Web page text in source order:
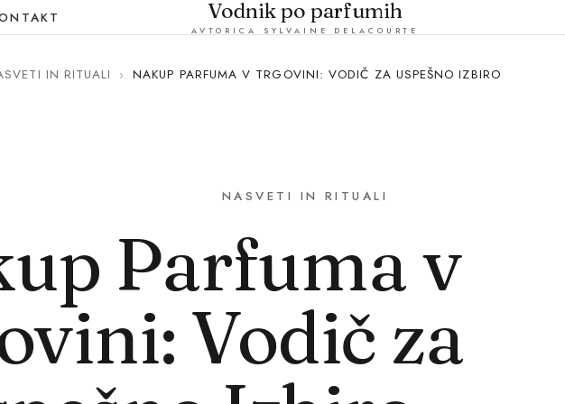
Vodnik po parfumih
AVTORICA SYLVAINE DELACOURTE
IN RITUALI › NAKUP PARFUMA V TRGOVINI: VODIČ ZA USPEŠNO IZBIRO
NASVETI IN RITUALI
Parfuma v
Vodič za